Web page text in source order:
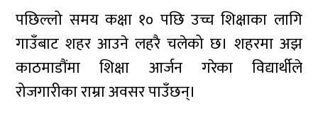
पछिल्लो समय कक्षा १० पछि उच्च शिक्षाका लागि
गाउँबाट शहर आउने लहरै चलेको छ। शहरमा अझ
काठमाडौंमा शिक्षा आर्जन गरेका विद्यार्थीले
रोजगारीका राम्रा अवसर पाउँछन्।